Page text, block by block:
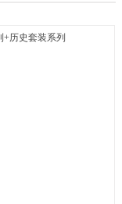
影音